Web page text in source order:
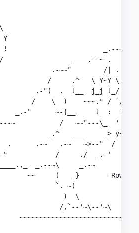
/
Y                              /
!                        _.--~T :
____.--~ .   ` l
.-~~"        /| .
/     .^   \ Y~Y \.^>/
.-"(  .  l__  j_j l_/ /
/    \  )    ~~~." / `/"~
_.-"      ~-{__     l  :
~           /   ~~"---\_  ' __[>
_.^   ___     _>-y~
.      .-~   .-~   ~>--"  /
"            /     ./  _.-'
_.--~\     _.-~
~~     (   _}       -Row
`. ~(
)  \
/,`--'~\--'~\